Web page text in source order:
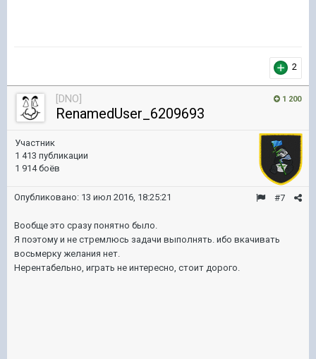
2
1 200
[DNO]
RenamedUser_6209693
Участник
1 413 публикации
1 914 боёв
#7
Опубликовано: 13 июл 2016, 18:25:21
Вообще это сразу понятно было.
Я поэтому и не стремлюсь задачи выполнять. ибо вкачивать
восьмерку желания нет.
Нерентабельно, играть не интересно, стоит дорого.